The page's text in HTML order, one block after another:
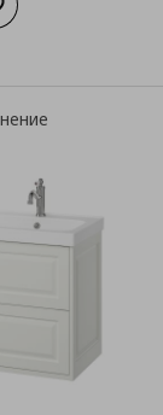
кошницата
към